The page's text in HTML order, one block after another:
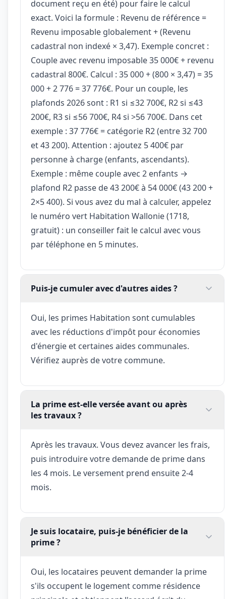
document reçu en été) pour faire le calcul
exact. Voici la formule : Revenu de référence =
Revenu imposable globalement + (Revenu
cadastral non indexé × 3,47). Exemple concret :
Couple avec revenu imposable 35 000€ + revenu
cadastral 800€. Calcul : 35 000 + (800 × 3,47) = 35
000 + 2 776 = 37 776€. Pour un couple, les
plafonds 2026 sont : R1 si ≤32 700€, R2 si ≤43
200€, R3 si ≤56 700€, R4 si >56 700€. Dans cet
exemple : 37 776€ = catégorie R2 (entre 32 700
et 43 200). Attention : ajoutez 5 400€ par
personne à charge (enfants, ascendants).
Exemple : même couple avec 2 enfants →
plafond R2 passe de 43 200€ à 54 000€ (43 200 +
2×5 400). Si vous avez du mal à calculer, appelez
le numéro vert Habitation Wallonie (1718,
gratuit) : un conseiller fait le calcul avec vous
par téléphone en 5 minutes.
Puis-je cumuler avec d'autres aides ?
Oui, les primes Habitation sont cumulables
avec les réductions d'impôt pour économies
d'énergie et certaines aides communales.
Vérifiez auprès de votre commune.
La prime est-elle versée avant ou après
les travaux ?
Après les travaux. Vous devez avancer les frais,
puis introduire votre demande de prime dans
les 4 mois. Le versement prend ensuite 2-4
mois.
Je suis locataire, puis-je bénéficier de la
prime ?
Oui, les locataires peuvent demander la prime
s'ils occupent le logement comme résidence